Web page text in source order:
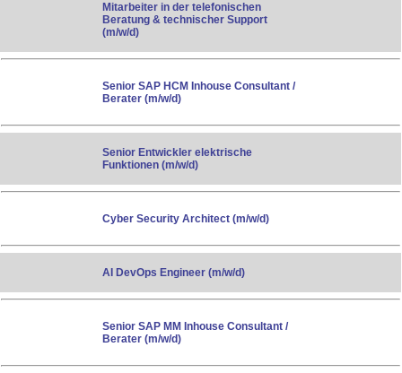
Mitarbeiter in der telefonischen
Beratung & technischer Support
(m/w/d)
Senior SAP HCM Inhouse Consultant /
Berater (m/w/d)
Senior Entwickler elektrische
Funktionen (m/w/d)
Cyber Security Architect (m/w/d)
AI DevOps Engineer (m/w/d)
Senior SAP MM Inhouse Consultant /
Berater (m/w/d)